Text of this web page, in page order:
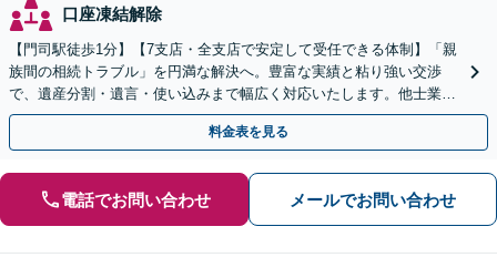
口座凍結解除
【門司駅徒歩1分】【7支店・全支店で安定して受任できる体制】「親
族間の相続トラブル」を円満な解決へ。豊富な実績と粘り強い交渉
で、遺産分割・遺言・使い込みまで幅広く対応いたします。他士業連
携のワンストップ体制
料金表を見る
電話でお問い合わせ メールでお問い合わせ